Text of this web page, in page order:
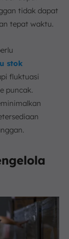
tidak dapat
tepat waktu.
stok
fluktuasi
puncak.